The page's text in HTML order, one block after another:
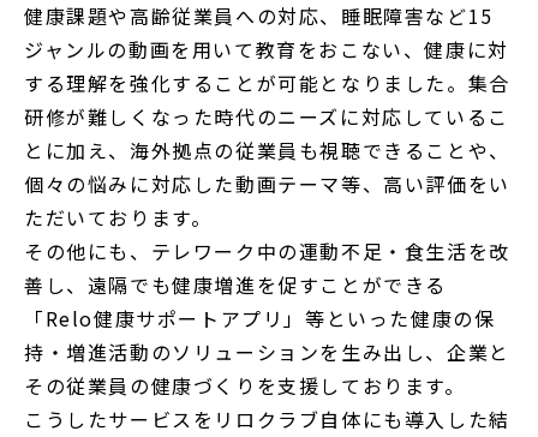
健康課題や高齢従業員への対応、睡眠障害など15
ジャンルの動画を用いて教育をおこない、健康に対
する理解を強化することが可能となりました。集合
研修が難しくなった時代のニーズに対応しているこ
とに加え、海外拠点の従業員も視聴できることや、
個々の悩みに対応した動画テーマ等、高い評価をい
ただいております。
その他にも、テレワーク中の運動不足・食生活を改
善し、遠隔でも健康増進を促すことができる
「Relo健康サポートアプリ」等といった健康の保
持・増進活動のソリューションを生み出し、企業と
その従業員の健康づくりを支援しております。
こうしたサービスをリロクラブ自体にも導入した結